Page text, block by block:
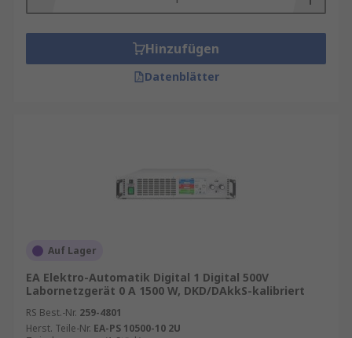
Hinzufügen
Datenblätter
Auf Lager
EA Elektro-Automatik Digital 1 Digital 500V
Labornetzgerät 0 A 1500 W, DKD/DAkkS-kalibriert
RS Best.-Nr. 259-4801
Herst. Teile-Nr. EA-PS 10500-10 2U